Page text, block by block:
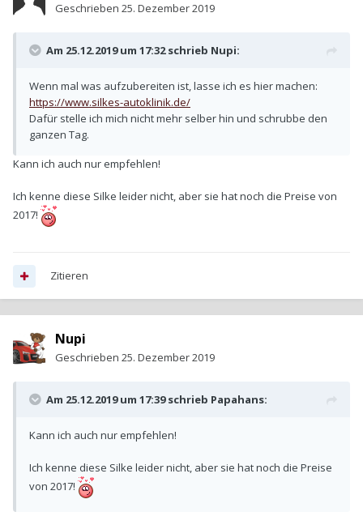
Geschrieben 25. Dezember 2019
Am 25.12.2019 um 17:32 schrieb Nupi:
Wenn mal was aufzubereiten ist, lasse ich es hier machen:
https://www.silkes-autoklinik.de/
Dafür stelle ich mich nicht mehr selber hin und schrubbe den
ganzen Tag.
Kann ich auch nur empfehlen!
Ich kenne diese Silke leider nicht, aber sie hat noch die Preise von
2017!
Zitieren
Nupi
Geschrieben 25. Dezember 2019
Am 25.12.2019 um 17:39 schrieb Papahans:
Kann ich auch nur empfehlen!
Ich kenne diese Silke leider nicht, aber sie hat noch die Preise
von 2017!